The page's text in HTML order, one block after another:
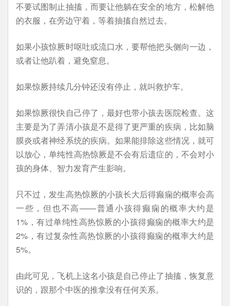
不要试图制止抽搐，而要让他躺在安全的地方，松解他
的衣服，在旁边守着，等着抽搐自然过去。
如果小孩惊厥时呕吐或流口水，要帮他把头侧向一边，
或者让他趴着，避免窒息。
如果惊厥持续几分钟还没有停止，就叫救护车。
如果惊厥很快自己停了，最好也带小孩去医院检查。这
主要是为了弄清小孩是不是得了更严重的疾病，比如脑
膜炎或者神经系统的疾病。如果能排除这些情况，就可
以放心，单纯性高热惊厥是不会有后遗症的，不会对小
孩的身体、智力发育产生影响。
只不过，发生高热惊厥的小孩长大后得癫痫的概率会高
一些，但也不高——普通小孩得癫痫的概率大约是
1%，有过单纯性高热惊厥的小孩得癫痫的概率大约是
2%，有过复杂性高热惊厥的小孩得癫痫的概率大约是
5%。
由此可见，飞机上这名小孩是自己停止了抽搐，恢复意
识的，跟那个中医的推拿没有任何关系。